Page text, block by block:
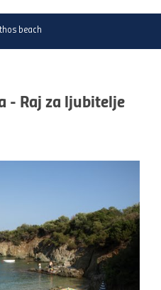
beach
- Raj za ljubitelje